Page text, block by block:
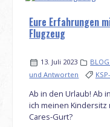
Eure Erfahrungen
Flugzeug
13. Juli 2023
und Antworten
Ab in den Urlaub! Ab
ich meinen Kindersitz
Cares-Gurt?